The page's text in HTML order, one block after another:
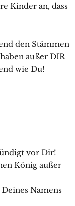
Kinder an, dass
den Stämmen
außer DIR
wie Du!
vor Dir!
König außer
Namens